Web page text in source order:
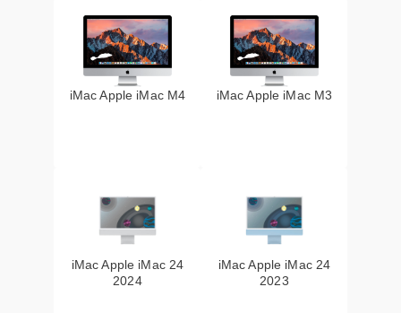
iMac Apple iMac M4 iMac Apple iMac M3
iMac Apple iMac 24
2024
iMac Apple iMac 24
2023